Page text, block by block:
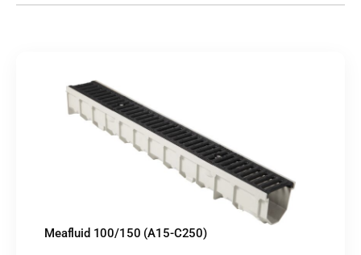
Meafluid 100/150 (A15-C250)